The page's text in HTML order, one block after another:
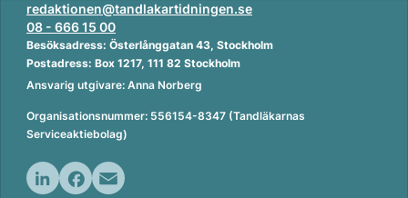
redaktionen@tandlakartidningen.se
08 - 666 15 00
Besöksadress: Österlånggatan 43, Stockholm
Postadress: Box 1217, 111 82 Stockholm
Ansvarig utgivare: Anna Norberg
Organisationsnummer: 556154-8347 (Tandläkarnas
Serviceaktiebolag)